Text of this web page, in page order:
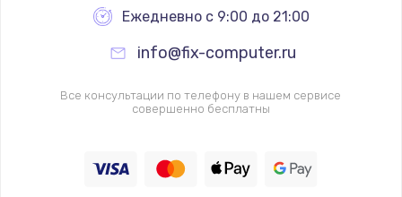
Ежедневно с 9:00 до 21:00
info@fix-computer.ru
Все консультации по телефону в нашем сервисе
совершенно бесплатны